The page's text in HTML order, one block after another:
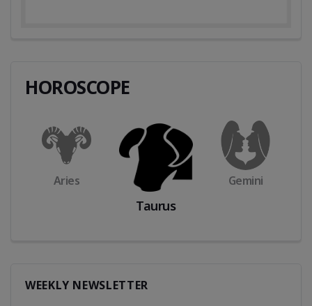
HOROSCOPE
Aries
Taurus
Gemini
WEEKLY NEWSLETTER